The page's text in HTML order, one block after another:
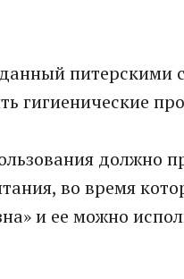
питерскими
гигиенические
должно
во время
и ее можно